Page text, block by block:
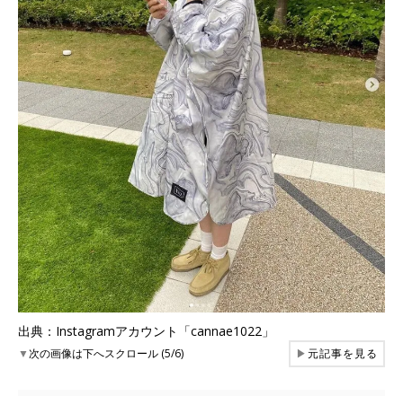
出典：Instagramアカウント「cannae1022」
▼次の画像は下へスクロール (5/6) ▶元記事を見る